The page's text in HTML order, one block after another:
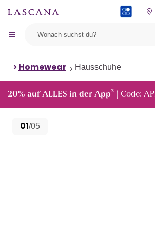
Homewear Hausschuhe
20% auf ALLES in der App² | Code:
01/05